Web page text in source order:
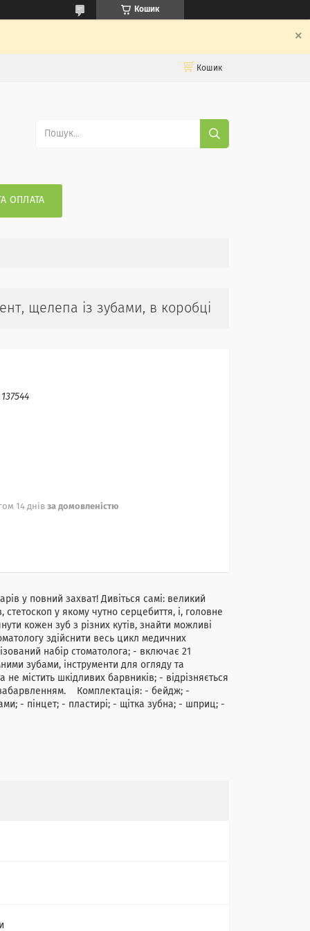
Кошик
Кошик
ОПЛАТА
щелепа із зубами, в коробці
137544
14 днів за домовленістю
у повний захват! Дивіться самі: великий
стетоскоп у якому чутно серцебиття, і, головне
кожен зуб з різних кутів, знайти можливі
здійснити весь цикл медичних
набір стоматолога; - включає 21
зубами, інструменти для огляду та
містить шкідливих барвників; - відрізняється
забарвленням. Комплектація: - бейдж; -
- пінцет; - пластирі; - щітка зубна; - шприц; -